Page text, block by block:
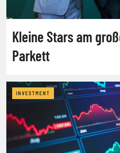
Kleine Stars am
Parkett
INVESTMENT